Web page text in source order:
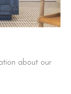
about our